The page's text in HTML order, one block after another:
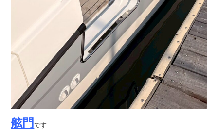
舷門です